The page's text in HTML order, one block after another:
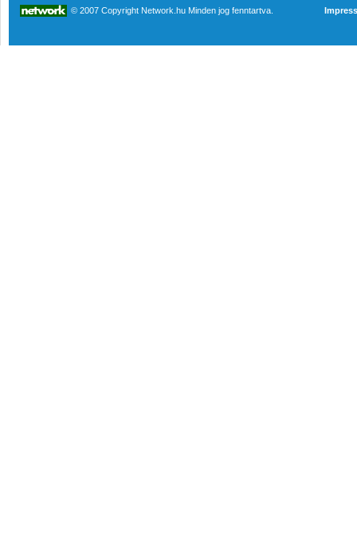
© 2007 Copyright Network.hu Minden jog fenntartva.